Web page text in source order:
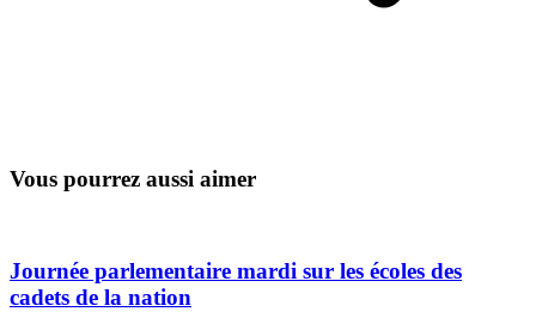
Vous pourrez aussi aimer
Journée parlementaire mardi sur les écoles des
cadets de la nation